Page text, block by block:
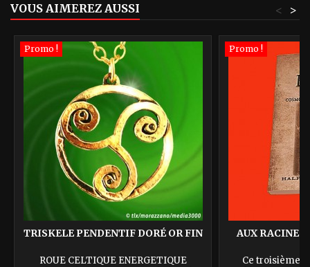
VOUS AIMEREZ AUSSI >
<
Promo !
TRISKELE PENDENTIF DORÉ OR FIN
ROUE CELTIQUE ENERGETIQUE
Promo !
AUX RACINES
Ce troisième